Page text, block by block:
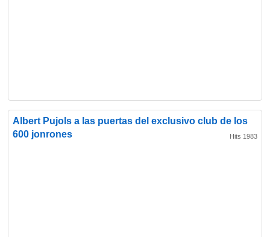
Albert Pujols a las puertas del exclusivo club de los
600 jonrones
Hits 1983